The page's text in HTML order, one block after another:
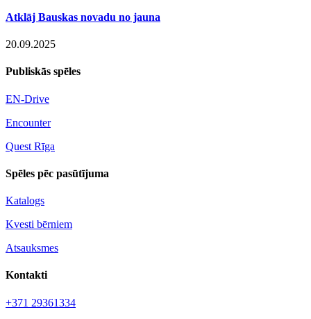
Atklāj Bauskas novadu no jauna
20.09.2025
Publiskās spēles
EN-Drive
Encounter
Quest Rīga
Spēles pēc pasūtījuma
Katalogs
Kvesti bērniem
Atsauksmes
Kontakti
+371 29361334